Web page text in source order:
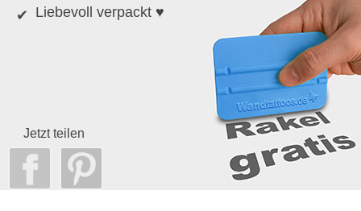
Liebevoll verpackt ♥
Jetzt teilen